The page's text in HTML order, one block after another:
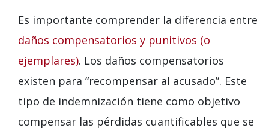
Es importante comprender la diferencia entre
daños compensatorios y punitivos (o
ejemplares). Los daños compensatorios
existen para “recompensar al acusado”. Este
tipo de indemnización tiene como objetivo
compensar las pérdidas cuantificables que se